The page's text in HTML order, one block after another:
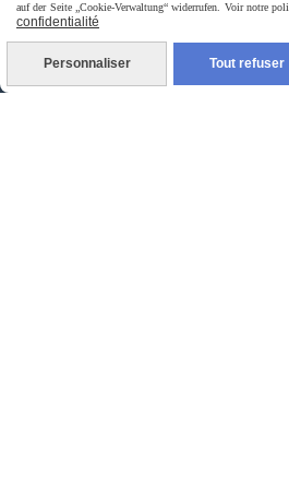
auf der Seite „Cookie-Verwaltung“ widerrufen. Voir notre
confidentialité
Personnaliser Tout refuser